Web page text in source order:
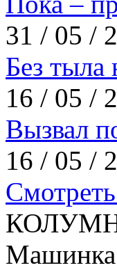
31 / 05 /
Без тыла
16 / 05 /
Вызвал
16 / 05 /
Машинка